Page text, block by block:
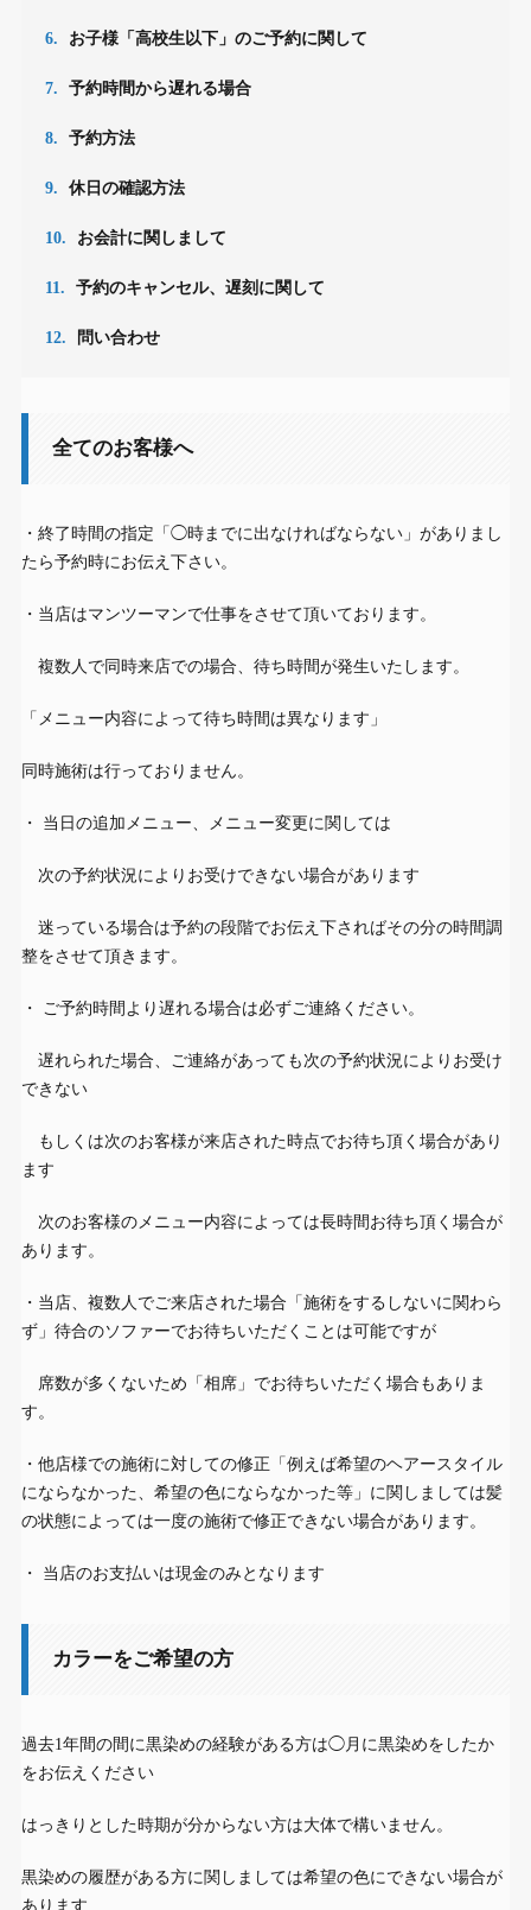
6. お子様「高校生以下」のご予約に関して
7. 予約時間から遅れる場合
8. 予約方法
9. 休日の確認方法
10. お会計に関しまして
11. 予約のキャンセル、遅刻に関して
12. 問い合わせ
全てのお客様へ
・終了時間の指定「◯時までに出なければならない」がありまし
たら予約時にお伝え下さい。
・当店はマンツーマンで仕事をさせて頂いております。
複数人で同時来店での場合、待ち時間が発生いたします。
「メニュー内容によって待ち時間は異なります」
同時施術は行っておりません。
・ 当日の追加メニュー、メニュー変更に関しては
次の予約状況によりお受けできない場合があります
迷っている場合は予約の段階でお伝え下さればその分の時間調
整をさせて頂きます。
・ ご予約時間より遅れる場合は必ずご連絡ください。
遅れられた場合、ご連絡があっても次の予約状況によりお受け
できない
もしくは次のお客様が来店された時点でお待ち頂く場合があり
ます
次のお客様のメニュー内容によっては長時間お待ち頂く場合が
あります。
・当店、複数人でご来店された場合「施術をするしないに関わら
ず」待合のソファーでお待ちいただくことは可能ですが
席数が多くないため「相席」でお待ちいただく場合もありま
す。
・他店様での施術に対しての修正「例えば希望のヘアースタイル
にならなかった、希望の色にならなかった等」に関しましては髪
の状態によっては一度の施術で修正できない場合があります。
・ 当店のお支払いは現金のみとなります
カラーをご希望の方
過去1年間の間に黒染めの経験がある方は◯月に黒染めをしたか
をお伝えください
はっきりとした時期が分からない方は大体で構いません。
黒染めの履歴がある方に関しましては希望の色にできない場合が
あります